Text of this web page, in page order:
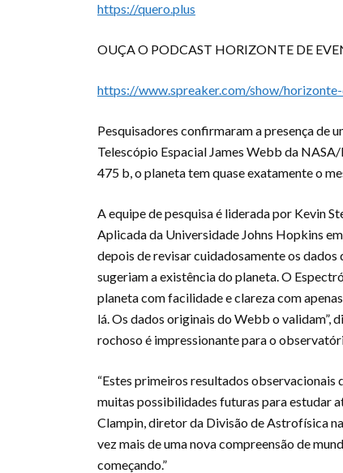
https://quero.plus
OUÇA O PODCAST HORIZONTE DE
https://www.spreaker.com/show/
Pesquisadores confirmaram a presença de
Telescópio Espacial James Webb da
475 b, o planeta tem quase exatamente o
A equipe de pesquisa é liderada por Kevin
Aplicada da Universidade Johns Hopkins
depois de revisar cuidadosamente os
sugeriam a existência do planeta. O
planeta com facilidade e clareza com
lá. Os dados originais do Webb o validam”,
rochoso é impressionante para o
“Estes primeiros resultados observacionais
muitas possibilidades futuras para estudar
Clampin, diretor da Divisão de Astrofísica
vez mais de uma nova compreensão de
começando.”